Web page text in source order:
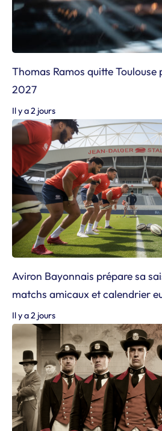
Thomas Ramos quitte Toulouse
2027
Il y a 2 jours
Aviron Bayonnais prépare sa
matchs amicaux et calendrier
Il y a 2 jours